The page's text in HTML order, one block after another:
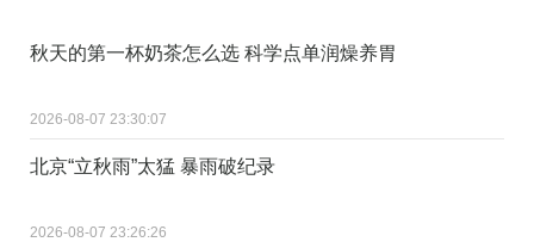
秋天的第一杯奶茶怎么选 科学点单润燥养胃
2026-08-07 23:30:07
北京“立秋雨”太猛 暴雨破纪录
2026-08-07 23:26:26